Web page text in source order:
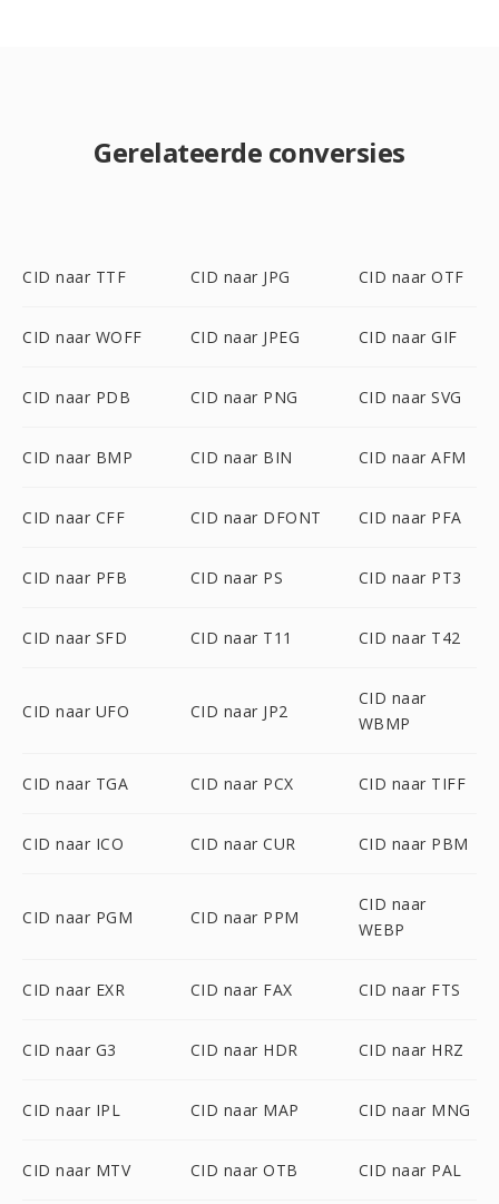
Gerelateerde conversies
CID naar TTF CID naar JPG CID naar OTF
CID naar WOFF CID naar JPEG CID naar GIF
CID naar PDB CID naar PNG CID naar SVG
CID naar BMP CID naar BIN CID naar AFM
CID naar CFF CID naar DFONT CID naar PFA
CID naar PFB CID naar PS CID naar PT3
CID naar SFD CID naar T11 CID naar T42
CID naar UFO CID naar JP2
CID naar
WBMP
CID naar TGA CID naar PCX CID naar TIFF
CID naar ICO CID naar CUR CID naar PBM
CID naar PGM CID naar PPM
CID naar
WEBP
CID naar EXR CID naar FAX CID naar FTS
CID naar G3 CID naar HDR CID naar HRZ
CID naar IPL CID naar MAP CID naar MNG
CID naar MTV CID naar OTB CID naar PAL